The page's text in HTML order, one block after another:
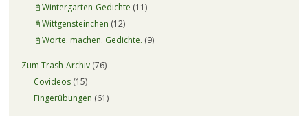
📓Wintergarten-Gedichte (11)
📓Wittgensteinchen (12)
📓Worte. machen. Gedichte. (9)
Zum Trash-Archiv(76)
Covideos(15)
Fingerübungen (61)